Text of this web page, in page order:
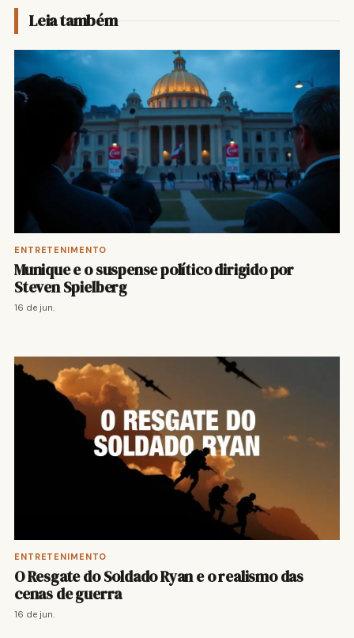
Leia também
ENTRETENIMENTO
Munique e o suspense político dirigido por
Steven Spielberg
16 de jun.
ENTRETENIMENTO
O Resgate do Soldado Ryan e o realismo das
cenas de guerra
16 de jun.